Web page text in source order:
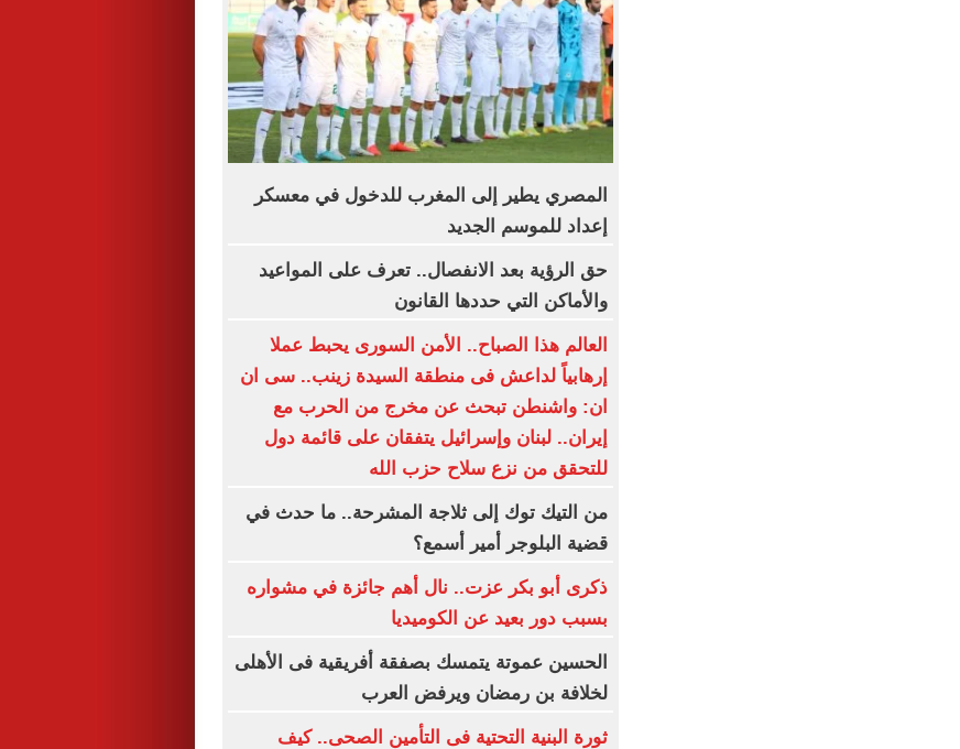
المصري يطير إلى المغرب للدخول في معسكر
إعداد للموسم الجديد
حق الرؤية بعد الانفصال.. تعرف على المواعيد
والأماكن التي حددها القانون
العالم هذا الصباح.. الأمن السورى يحبط عملا
إرهابياً لداعش فى منطقة السيدة زينب.. سى ان
ان: واشنطن تبحث عن مخرج من الحرب مع
إيران.. لبنان وإسرائيل يتفقان على قائمة دول
للتحقق من نزع سلاح حزب الله
من التيك توك إلى ثلاجة المشرحة.. ما حدث في
قضية البلوجر أمير أسمع؟
ذكرى أبو بكر عزت.. نال أهم جائزة في مشواره
بسبب دور بعيد عن الكوميديا
الحسين عموتة يتمسك بصفقة أفريقية فى الأهلى
لخلافة بن رمضان ويرفض العرب
ثورة البنية التحتية فى التأمين الصحى.. كيف